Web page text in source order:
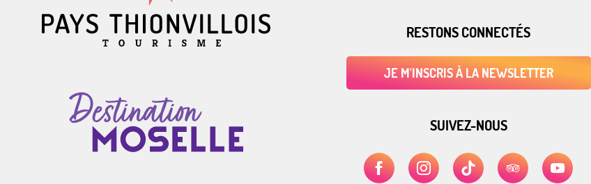
RESTONS CONNECTÉS
JE M'INSCRIS À LA NEWSLETTER
SUIVEZ-NOUS